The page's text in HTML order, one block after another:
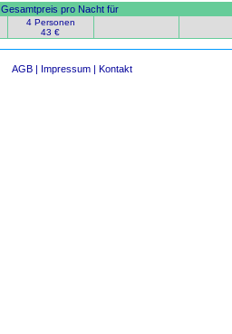
Gesamtpreis pro Nacht für
4 Personen
43 €
AGB | Impressum | Kontakt